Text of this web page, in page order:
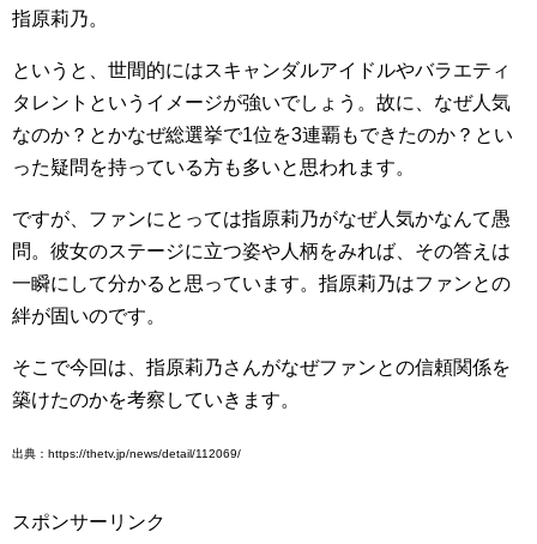
指原莉乃。
というと、世間的にはスキャンダルアイドルやバラエティ
タレントというイメージが強いでしょう。故に、なぜ人気
なのか？とかなぜ総選挙で1位を3連覇もできたのか？とい
った疑問を持っている方も多いと思われます。
ですが、ファンにとっては指原莉乃がなぜ人気かなんて愚
問。彼女のステージに立つ姿や人柄をみれば、その答えは
一瞬にして分かると思っています。指原莉乃はファンとの
絆が固いのです。
そこで今回は、指原莉乃さんがなぜファンとの信頼関係を
築けたのかを考察していきます。
出典：https://thetv.jp/news/detail/112069/
スポンサーリンク